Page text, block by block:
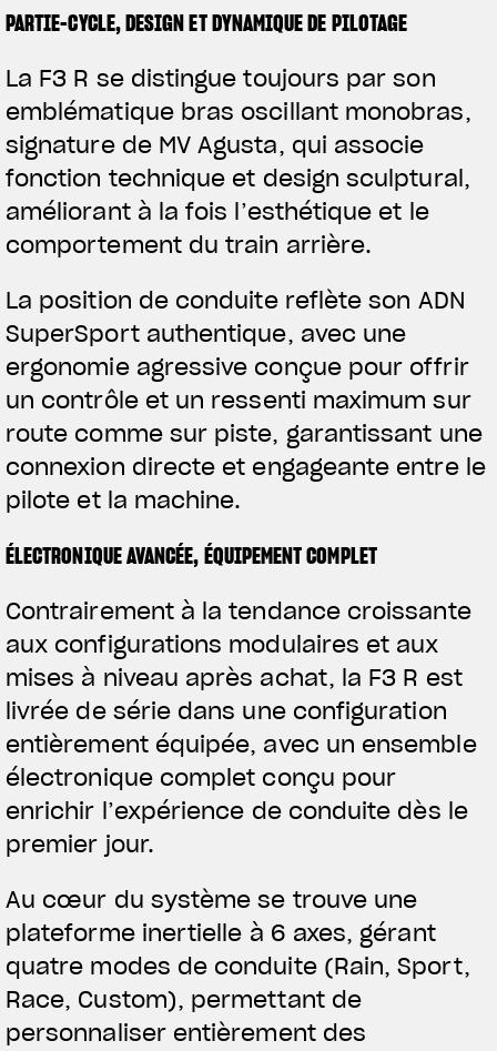
VÊTEMENTS
L'équipement du pilote
PARTIE-CYCLE, DESIGN ET DYNAMIQUE DE PILOTAGE
La F3 R se distingue toujours par son
emblématique bras oscillant monobras,
signature de MV Agusta, qui associe
fonction technique et design sculptural,
améliorant à la fois l’esthétique et le
comportement du train arrière.
La position de conduite reflète son ADN
SuperSport authentique, avec une
ergonomie agressive conçue pour offrir
un contrôle et un ressenti maximum sur
route comme sur piste, garantissant une
connexion directe et engageante entre le
pilote et la machine.
ÉLECTRONIQUE AVANCÉE, ÉQUIPEMENT COMPLET
Contrairement à la tendance croissante
aux configurations modulaires et aux
mises à niveau après achat, la F3 R est
livrée de série dans une configuration
entièrement équipée, avec un ensemble
électronique complet conçu pour
enrichir l’expérience de conduite dès le
premier jour.
Au cœur du système se trouve une
plateforme inertielle à 6 axes, gérant
quatre modes de conduite (Rain, Sport,
Race, Custom), permettant de
personnaliser entièrement des